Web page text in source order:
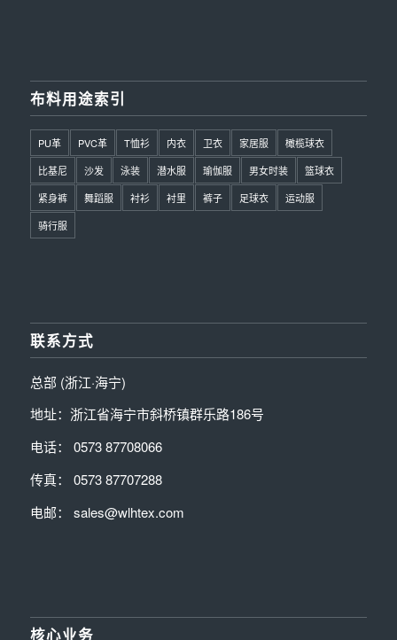
布料用途索引
PU革 PVC革 T恤衫 内衣 卫衣 家居服
橄榄球衣
比基尼
沙发 泳装 潜水服 瑜伽服 男女时装
篮球衣
紧身裤
舞蹈服 衬衫 衬里 裤子 足球衣
运动服
骑行服
联系方式
总部 (浙江·海宁)
地址：浙江省海宁市斜桥镇群乐路186号
电话： 0573 87708066
传真： 0573 87707288
电邮： sales@wlhtex.com
核心业务